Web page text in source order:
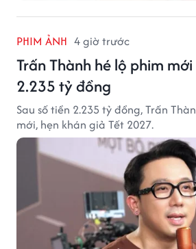
PHIM ẢNH 4 giờ trước
Trấn Thành hé lộ phim
2.235 tỷ đồng
Sau số tiền 2.235 tỷ đồng, Trấn
mới, hẹn khán giả Tết 2027.